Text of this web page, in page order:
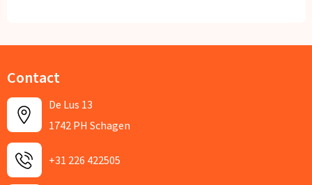
Contact
De Lus 13
1742 PH Schagen
+31 226 422505